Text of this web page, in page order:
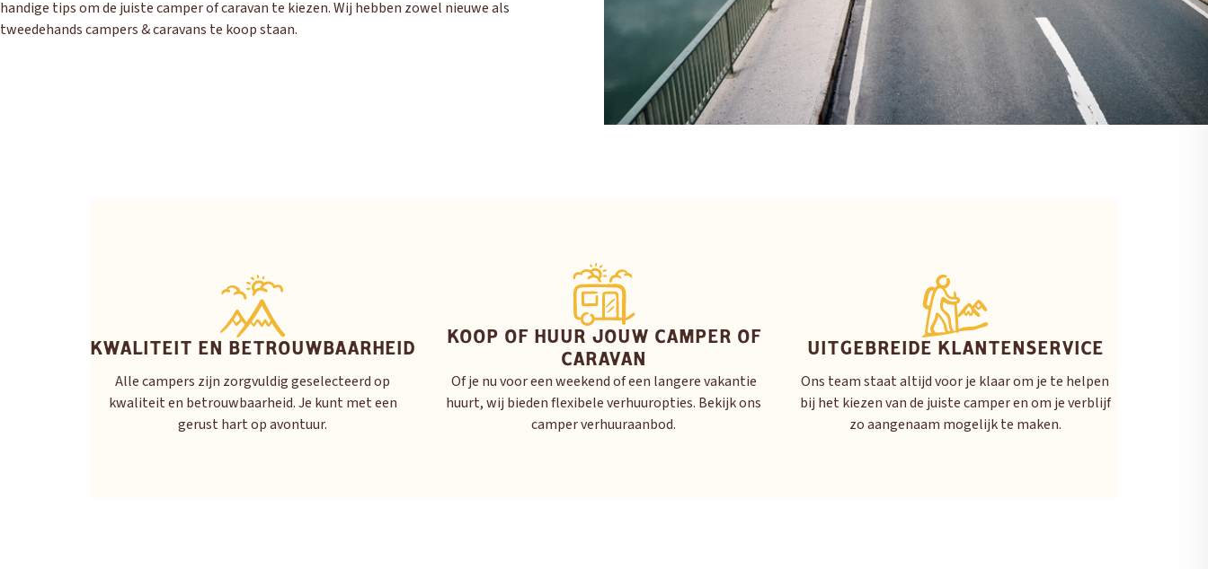
handige tips om de juiste camper of caravan te kiezen. Wij hebben zowel nieuwe als
tweedehands campers & caravans te koop staan.
KWALITEIT EN BETROUWBAARHEID
Alle campers zijn zorgvuldig geselecteerd op
kwaliteit en betrouwbaarheid. Je kunt met een
gerust hart op avontuur.
KOOP OF HUUR JOUW CAMPER OF
CARAVAN
Of je nu voor een weekend of een langere vakantie
huurt, wij bieden flexibele verhuuropties. Bekijk ons
camper verhuuraanbod.
UITGEBREIDE KLANTENSERVICE
Ons team staat altijd voor je klaar om je te helpen
bij het kiezen van de juiste camper en om je verblijf
zo aangenaam mogelijk te maken.